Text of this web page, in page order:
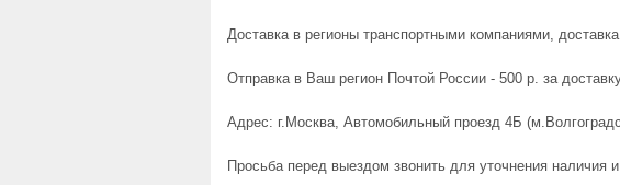
Доставка в регионы транспортными компаниями,
Отправка в Ваш регион Почтой России - 500 р. за
Адрес: г.Москва, Автомобильный проезд 4Б
Просьба перед выездом звонить для уточнения наличия